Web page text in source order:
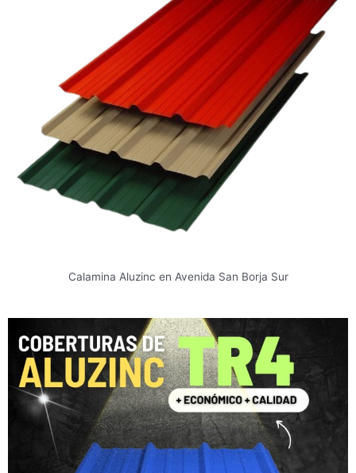
Calamina Aluzinc en Avenida San Borja Sur